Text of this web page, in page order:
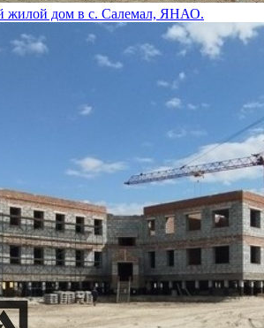
жилой дом в с. Салемал, ЯНАО.